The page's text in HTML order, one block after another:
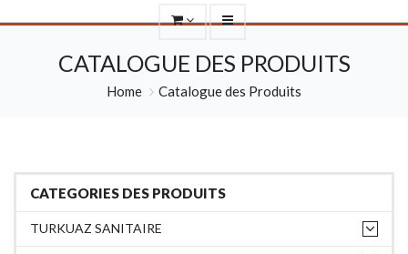
CATALOGUE DES PRODUITS
Home Catalogue des Produits
CATEGORIES DES PRODUITS
TURKUAZ SANITAIRE